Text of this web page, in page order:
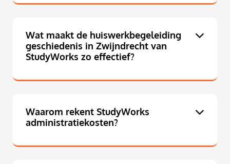
Wat maakt de huiswerkbegeleiding
geschiedenis in Zwijndrecht van
StudyWorks zo effectief?
Waarom rekent StudyWorks
administratiekosten?